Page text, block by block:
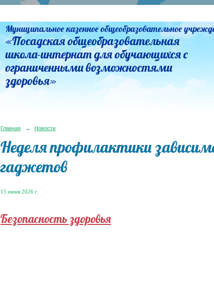
Муниципальное казенное общеобразовательное
«Посадская общеобразовательная
школа-интернат для обучающихся с
ограниченными возможностями
здоровья»
Главная → Новости
Неделя профилактики
гаджетов
15 июня 2026 г.
Безопасность здоровья